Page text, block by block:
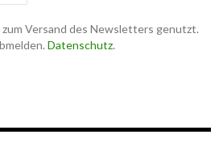
Versand des Newsletters genutzt.
Datenschutz.